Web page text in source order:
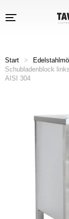
Start >
Schubladenblock
AISI 304